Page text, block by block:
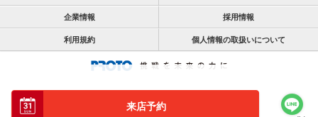
来店予約
企業情報 採用情報
利用規約 個人情報の取扱いについて